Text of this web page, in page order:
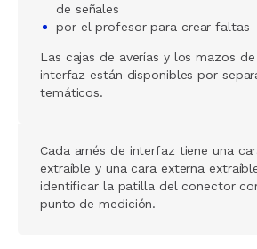
de señales
por el profesor para crear faltas
Las cajas de averías y los mazos
interfaz están disponibles por
temáticos.
Cada arnés de interfaz tiene una
extraíble y una cara externa
identificar la patilla del conector
punto de medición.